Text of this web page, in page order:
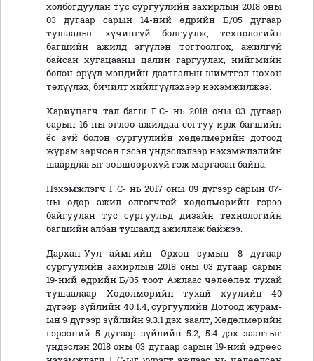
холбогдуулан тус сургуулийн захирлын 2018 оны
03 дугаар сарын 14-ний өдрийн Б/05 дугаар
тушаалыг хүчингүй болгуулж, технологийн
багшийн ажилд эгүүлэн тогтоолгох, ажилгүй
байсан хугацааны цалин гаргуулах, нийгмийн
болон эрүүл мэндийн даатгалын шимтгэл нөхөн
төлүүлэх, бичилт хийлгүүлэхээр нэхэмжилжээ.
Хариуцагч тал багш Г.С- нь 2018 оны 03 дугаар
сарын 16-ны өглөө ажилдаа согтуу ирж багшийн
ёс зүй болон сургуулийн хөдөлмөрийн дотоод
журам зөрчсөн гэсэн үндэслэлээр нэхэмжлэлийн
шаардлагыг зөвшөөрөхүй гэж маргасан байна.
Нэхэмжлэгч Г.С- нь 2017 оны 09 дүгээр сарын 07-
ны өдөр ажил олгогчтой хөдөлмөрийн гэрээ
байгуулан тус сургуульд дизайн технологийн
багшийн албан тушаалд ажиллаж байжээ.
Дархан-Уул аймгийн Орхон сумын 8 дугаар
сургуулийн захирлын 2018 оны 03 дугаар сарын
19-ний өдрийн Б/05 тоот Ажлаас чөлөөлөх тухай
тушаалаар Хөдөлмөрийн тухай хуулийн 40
дүгээр зүйлийн 40.1.4, сургуулийн Дотоод журам-
ын 9 дүгээр зүйлийн 9.3.1 дэх заалт, Хөдөлмөрийн
гэрээний 5 дугаар зүйлийн 5.2, 5.4 дэх заалтыг
үндэслэн 2018 оны 03 дугаар сарын 19-ний өдрөөс